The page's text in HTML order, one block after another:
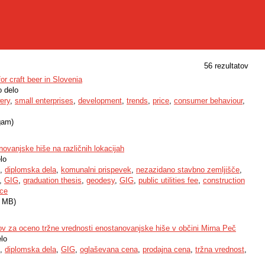
56 rezultatov
craft beer in Slovenia
delo
, small enterprises, development, trends, price, consumer behaviour,
hiše na različnih lokacijah
, diplomska dela, komunalni prispevek, nezazidano stavbno zemljišče,
, GIG, graduation thesis, geodesy, GIG, public utilities fee, construction
MB)
za oceno tržne vrednosti enostanovanjske hiše v občini Mirna Peč
, diplomska dela, GIG, oglaševana cena, prodajna cena, tržna vrednost,